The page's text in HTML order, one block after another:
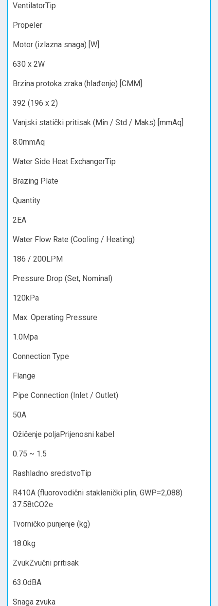
VentilatorTip
Propeler
Motor (izlazna snaga) [W]
630 x 2W
Brzina protoka zraka (hlađenje) [CMM]
392 (196 x 2)
Vanjski statički pritisak (Min / Std / Maks) [mmAq]
8.0mmAq
Water Side Heat ExchangerTip
Brazing Plate
Quantity
2EA
Water Flow Rate (Cooling / Heating)
186 / 200LPM
Pressure Drop (Set, Nominal)
120kPa
Max. Operating Pressure
1.0Mpa
Connection Type
Flange
Pipe Connection (Inlet / Outlet)
50A
Ožičenje poljaPrijenosni kabel
0.75 ~ 1.5
Rashladno sredstvoTip
R410A (fluorovodični staklenički plin, GWP=2,088)
37.58tCO2e
Tvorničko punjenje (kg)
18.0kg
ZvukZvučni pritisak
63.0dBA
Snaga zvuka